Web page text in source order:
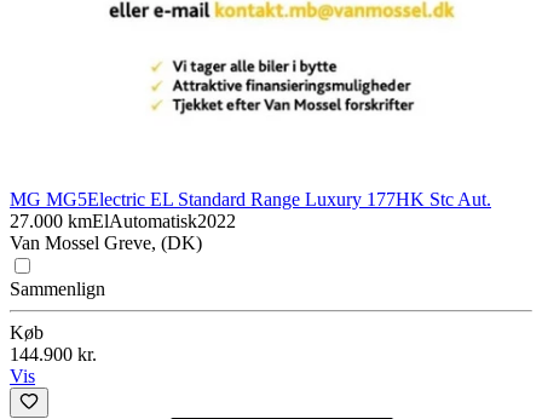
MG MG5Electric EL Standard Range Luxury 177HK Stc Aut.
27.000 kmElAutomatisk2022
Van Mossel Greve, (DK)
Sammenlign
Køb
144.900 kr.
Vis